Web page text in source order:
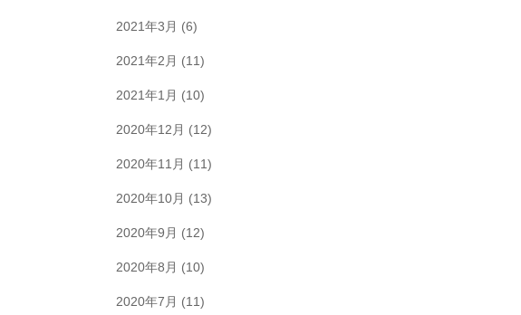
2021年3月 (6)
2021年2月 (11)
2021年1月 (10)
2020年12月 (12)
2020年11月 (11)
2020年10月 (13)
2020年9月 (12)
2020年8月 (10)
2020年7月 (11)